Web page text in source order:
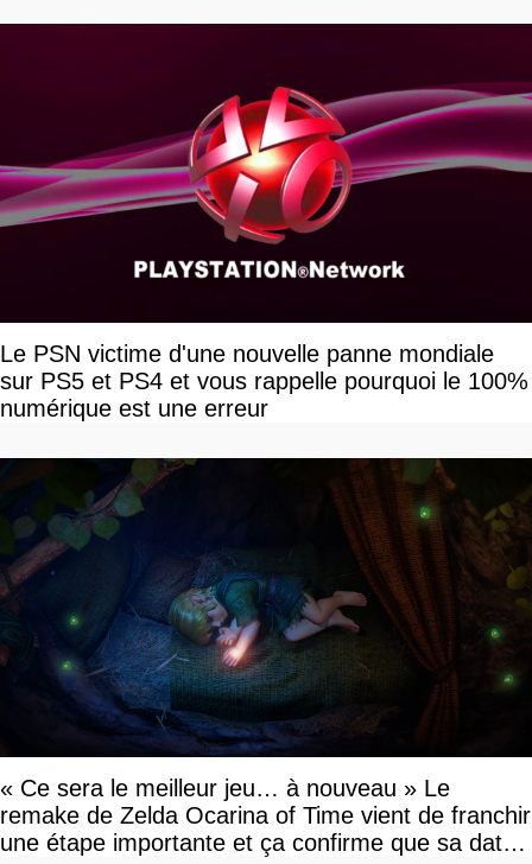
Le PSN victime d'une nouvelle panne mondiale
sur PS5 et PS4 et vous rappelle pourquoi le 100%
numérique est une erreur
« Ce sera le meilleur jeu… à nouveau » Le
remake de Zelda Ocarina of Time vient de franchir
une étape importante et ça confirme que sa date